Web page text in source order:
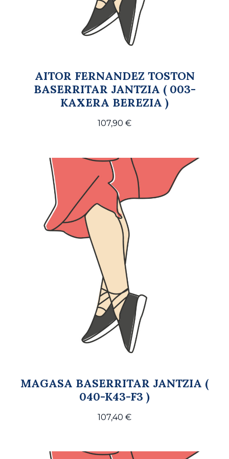
AITOR FERNANDEZ TOSTON
BASERRITAR JANTZIA ( 003-
KAXERA BEREZIA )
107,90 €
MAGASA BASERRITAR JANTZIA (
040-K43-F3 )
107,40 €